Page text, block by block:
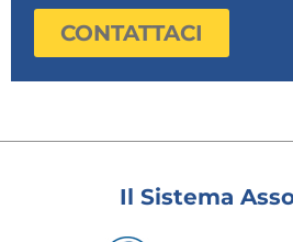
CONTATTACI
Il Sistema